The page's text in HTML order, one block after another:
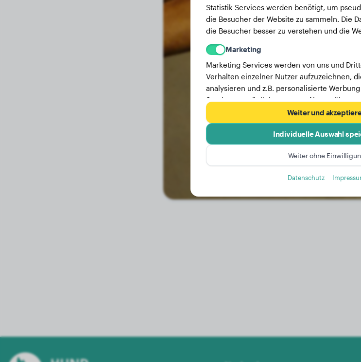
Statistik Services werden benötigt, um
die Besucher der Website zu sammeln. Die
die Besucher besser zu verstehen und die
Marketing
Marketing Services werden von uns und
Verhalten einzelner Nutzer aufzuzeichnen,
analysieren und z.B. personalisierte
Services ermöglichen es uns, Nutzer über
Hier findest du eine Liste unserer
Mehr Informationen in unserer
Weiter und
Individuelle Auswahl
Weiter ohne
Datenschutz